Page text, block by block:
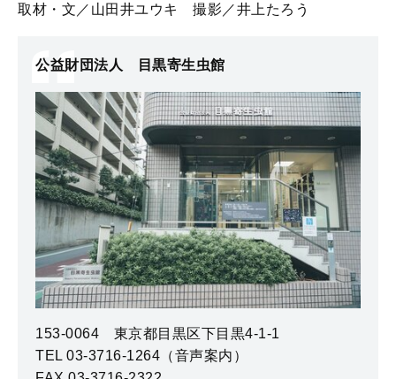
取材・文／山田井ユウキ 撮影／井上たろう
公益財団法人 目黒寄生虫館
153-0064 東京都目黒区下目黒4‐1‐1
TEL 03-3716-1264（音声案内）